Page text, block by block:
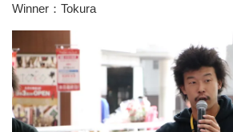
Winner：Tokura